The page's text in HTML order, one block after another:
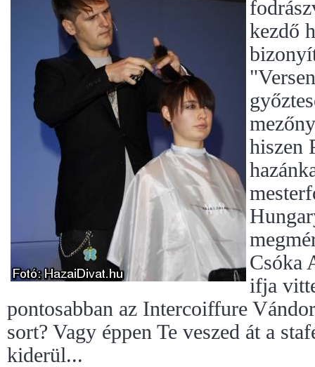
kezdő
hiszen
Csóka
ifja
pontosabban az Intercoiffure
sort? Vagy éppen Te veszed át a
kiderül...